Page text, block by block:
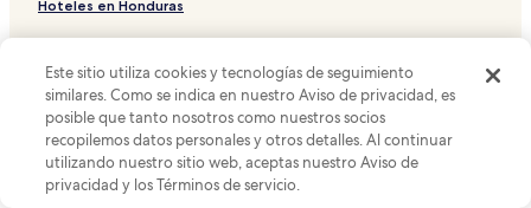
Hoteles en Honduras
Hoteles en España
Hoteles en Colombia
Hoteles en Cuba
Soporte y preguntas frecuentes
Este sitio utiliza cookies y tecnologías de seguimiento
similares. Como se indica en nuestro Aviso de privacidad, es
posible que tanto nosotros como nuestros socios
recopilemos datos personales y otros detalles. Al continuar
utilizando nuestro sitio web, aceptas nuestro Aviso de
privacidad y los Términos de servicio.